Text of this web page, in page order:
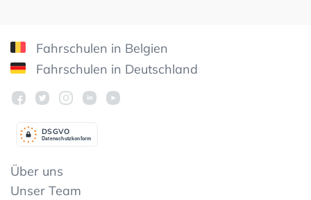
Fahrschulen in Belgien
Fahrschulen in Deutschland
Datenschutzkonform
DSGVO
Über uns
Unser Team